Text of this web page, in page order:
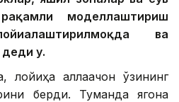
моделлаштириш
ва
у.
лойиҳа аллақачон ўзининг
берди. Туманда ягона